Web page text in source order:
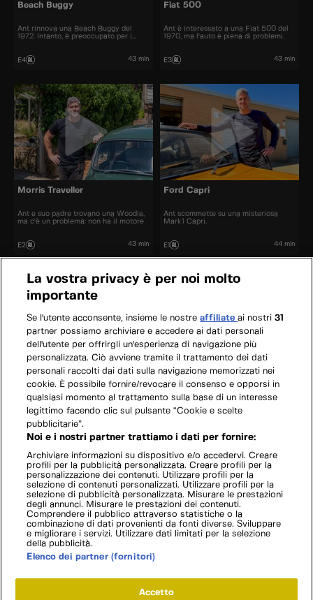
Beach Buggy
Ant rinnova una Beach Buggy del
1972. Intanto, è preoccupato per i
E4 43 min
Fiat 500
Ant è interessato a una Fiat 500 del
1970, ma l'auto è piena di problemi.
E3 43 min
Morris Traveller
Ant e suo padre trovano una Woodie,
ma c'è un problema: non ha il motore
E2 43 min
Ford Capri
Ant scommette su una misteriosa
Mark1 Capri.
E1 44 min
La vostra privacy è per noi molto
importante
Se l'utente acconsente, insieme le nostreaffiliateai nostri31
partner possiamo archiviare e accedere ai dati personali
dell'utente per offrirgli un'esperienza di navigazione più
personalizzata. Ciò avviene tramite il trattamento dei dati
personali raccolti dai dati sulla navigazione memorizzati nei
cookie. È possibile fornire/revocare il consenso e opporsi in
qualsiasi momento al trattamento sulla base di un interesse
legittimo facendo clic sul pulsante “Cookie e scelte
pubblicitarie”.
Noi e i nostri partner trattiamo i dati per fornire:
Archiviare informazioni su dispositivo e/o accedervi. Creare
profili per la pubblicità personalizzata. Creare profili per la
personalizzazione dei contenuti. Utilizzare profili per la
selezione di contenuti personalizzati. Utilizzare profili per la
selezione di pubblicità personalizzata. Misurare le prestazioni
degli annunci. Misurare le prestazioni dei contenuti.
Comprendere il pubblico attraverso statistiche o la
combinazione di dati provenienti da fonti diverse. Sviluppare
e migliorare i servizi. Utilizzare dati limitati per la selezione
della pubblicità.
Elenco dei partner (fornitori)
Accetto